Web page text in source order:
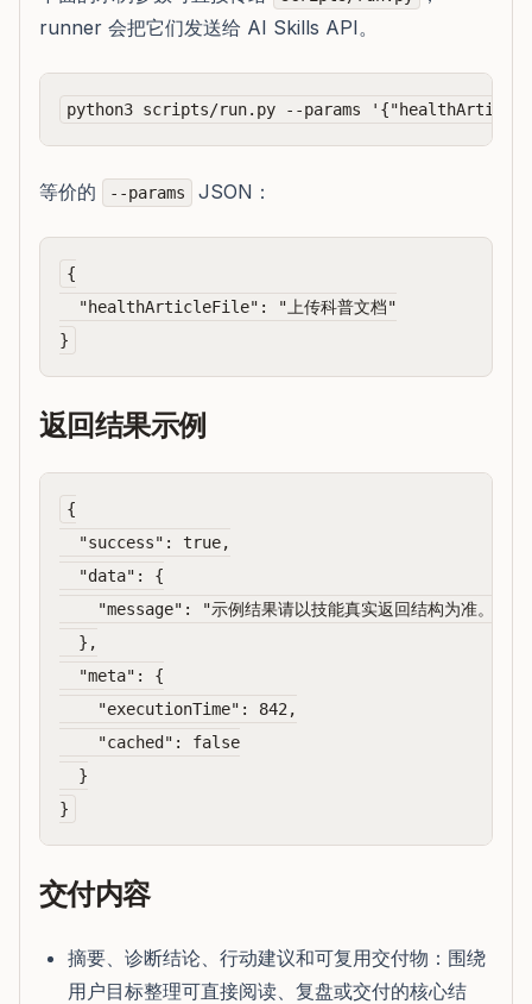
runner 会把它们发送给 AI Skills API。
等价的 --params JSON：
{
  "healthArticleFile": "上传科普文档"
返回结果示例
{
  "success": true,
  "data": {
    "message": "示例结果请以技能真实返回结构为准。"
  },
  "meta": {
    "executionTime": 842,
    "cached": false
  }
交付内容
摘要、诊断结论、行动建议和可复用交付物：围绕
用户目标整理可直接阅读、复盘或交付的核心结